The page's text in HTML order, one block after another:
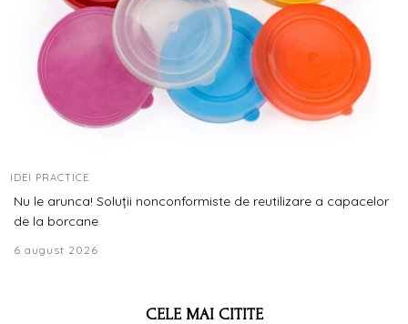
IDEI PRACTICE
Nu le arunca! Soluții nonconformiste de reutilizare a capacelor
de la borcane
6 august 2026
CELE MAI CITITE